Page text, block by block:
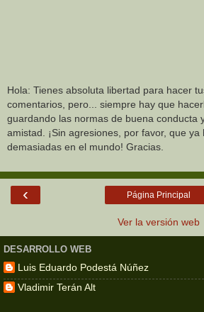
Hola: Tienes absoluta libertad para hacer
comentarios, pero... siempre hay que
guardando las normas de buena conducta
amistad. ¡Sin agresiones, por favor, que ya
demasiadas en el mundo! Gracias.
‹ Página Principal
Ver la versión web
DESARROLLO WEB
Luis Eduardo Podestá Núñez
Vladimir Terán Alt